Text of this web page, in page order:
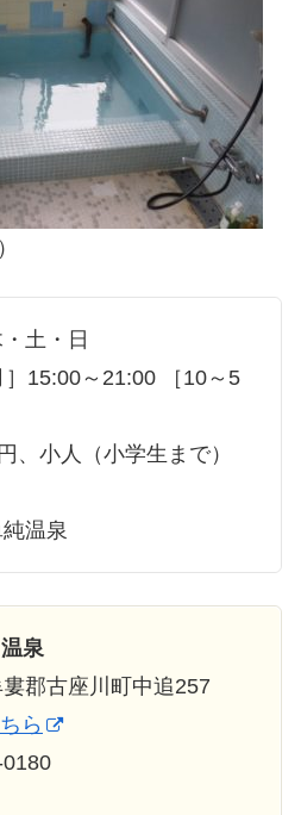
土・日
15:00～21:00 ［10～5
、小人（小学生まで）
温泉
泉
郡古座川町中追257
ら